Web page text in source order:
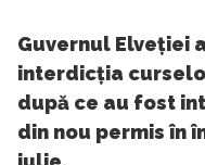
Guvernul Elveției
interdicția
după ce au fost
din nou permis în